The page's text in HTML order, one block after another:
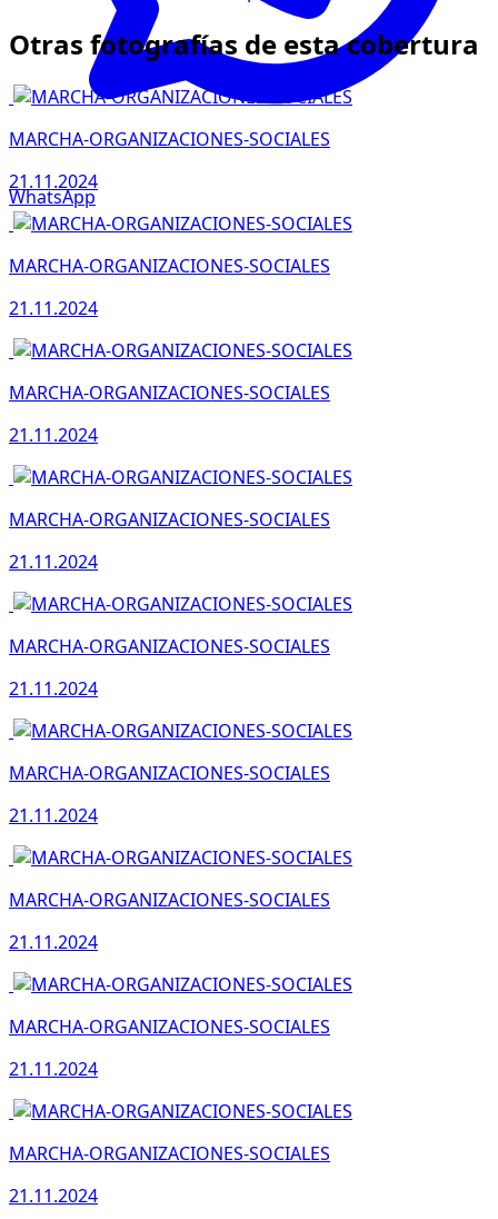
WhatsApp
Otras fotografías de esta cobertura
MARCHA-ORGANIZACIONES-SOCIALES
21.11.2024
MARCHA-ORGANIZACIONES-SOCIALES
21.11.2024
MARCHA-ORGANIZACIONES-SOCIALES
21.11.2024
MARCHA-ORGANIZACIONES-SOCIALES
21.11.2024
MARCHA-ORGANIZACIONES-SOCIALES
21.11.2024
MARCHA-ORGANIZACIONES-SOCIALES
21.11.2024
MARCHA-ORGANIZACIONES-SOCIALES
21.11.2024
MARCHA-ORGANIZACIONES-SOCIALES
21.11.2024
MARCHA-ORGANIZACIONES-SOCIALES
21.11.2024